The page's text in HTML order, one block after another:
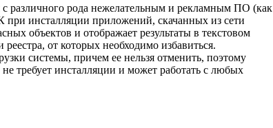
с различного рода нежелательным и рекламным ПО (как
инсталляции приложений, скачанных из сети
объектов и отображает результаты в текстовом
от которых необходимо избавиться.
системы, причем ее нельзя отменить, поэтому
требует инсталляции и может работать с любых